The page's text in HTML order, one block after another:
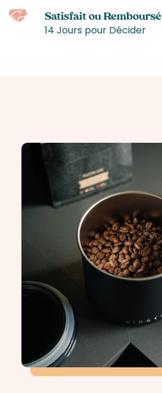
Satisfait ou Remboursé
14 Jours pour Décider